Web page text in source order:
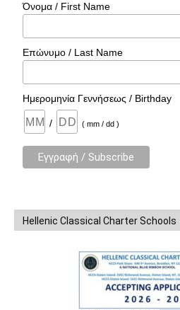
Όνομα / First Name
Επώνυμο / Last Name
Ημερομηνία Γεννήσεως / Birthday
/ ( mm / dd )
Hellenic Classical Charter Schools